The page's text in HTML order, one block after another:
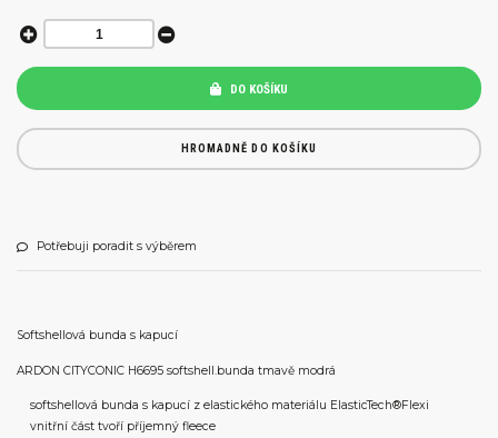
DO KOŠÍKU
HROMADNĚ DO KOŠÍKU
Potřebuji poradit s výběrem
Softshellová bunda s kapucí
ARDON CITYCONIC H6695 softshell.bunda tmavě modrá
softshellová bunda s kapucí z elastického materiálu ElasticTech®Flexi
vnitřní část tvoří příjemný fleece